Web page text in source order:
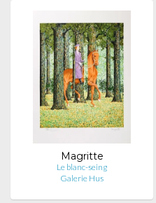
Magritte
Le blanc-seing
Galerie Hus